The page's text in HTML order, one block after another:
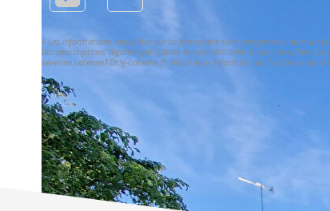
« Les informations recueillies sur ce formulaire sont enregistrées dans un
des prescriptions légales applicables et sont destinées à nos conseillers
severine.catenne1@tlg-catenne.fr. Nous vous informons de l'existence de